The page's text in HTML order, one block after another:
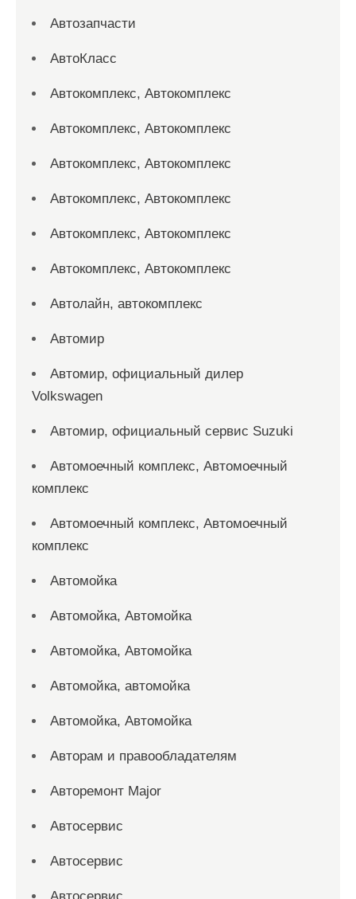
Автозапчасти
АвтоКласс
Автокомплекс, Автокомплекс
Автокомплекс, Автокомплекс
Автокомплекс, Автокомплекс
Автокомплекс, Автокомплекс
Автокомплекс, Автокомплекс
Автокомплекс, Автокомплекс
Автолайн, автокомплекс
Автомир
Автомир, официальный дилер
Volkswagen
Автомир, официальный сервис Suzuki
Автомоечный комплекс, Автомоечный
комплекс
Автомоечный комплекс, Автомоечный
комплекс
Автомойка
Автомойка, Автомойка
Автомойка, Автомойка
Автомойка, автомойка
Автомойка, Автомойка
Авторам и правообладателям
Авторемонт Major
Автосервис
Автосервис